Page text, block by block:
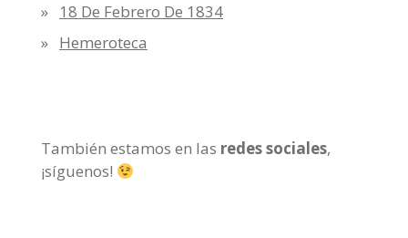
18 De Febrero De 1834
Hemeroteca
También estamos en las redes sociales,
¡síguenos!